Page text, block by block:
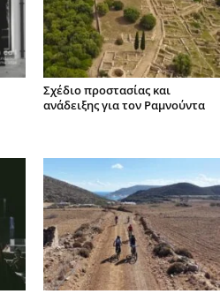
Σχέδιο προστασίας και
ανάδειξης για τον Ραμνούντα